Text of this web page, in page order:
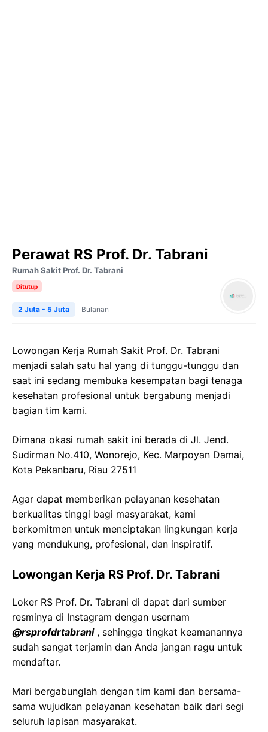
Perawat RS Prof. Dr. Tabrani
Rumah Sakit Prof. Dr. Tabrani
Ditutup
2 Juta - 5 Juta Bulanan
Lowongan Kerja Rumah Sakit Prof. Dr. Tabrani
menjadi salah satu hal yang di tunggu-tunggu dan
saat ini sedang membuka kesempatan bagi tenaga
kesehatan profesional untuk bergabung menjadi
bagian tim kami.
Dimana okasi rumah sakit ini berada di Jl. Jend.
Sudirman No.410, Wonorejo, Kec. Marpoyan Damai,
Kota Pekanbaru, Riau 27511
Agar dapat memberikan pelayanan kesehatan
berkualitas tinggi bagi masyarakat, kami
berkomitmen untuk menciptakan lingkungan kerja
yang mendukung, profesional, dan inspiratif.
Lowongan Kerja RS Prof. Dr. Tabrani
Loker RS Prof. Dr. Tabrani di dapat dari sumber
resminya di Instagram dengan usernam
@rsprofdrtabrani, sehingga tingkat keamanannya
sudah sangat terjamin dan Anda jangan ragu untuk
mendaftar.
Mari bergabunglah dengan tim kami dan bersama-
sama wujudkan pelayanan kesehatan baik dari segi
seluruh lapisan masyarakat.